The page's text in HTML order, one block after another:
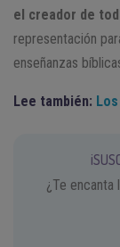
el creador de
representación
enseñanzas
Lee también:
¿Te encanta